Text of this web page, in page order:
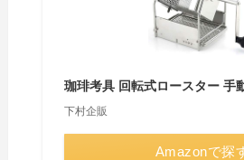
珈琲考具 回転式ロースター 手
下村企販
Amazonで探